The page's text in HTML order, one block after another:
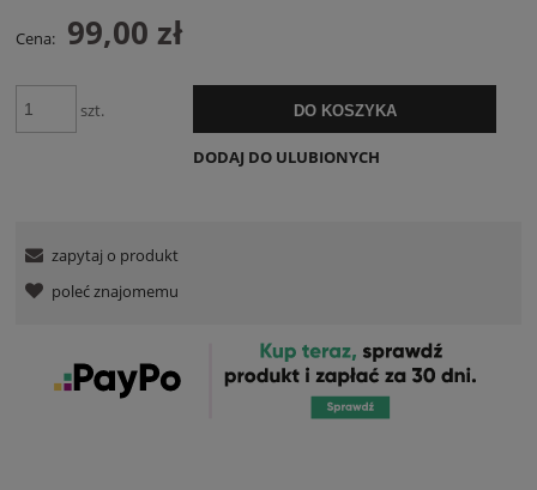
Cena: 99,00 zł
szt. DO KOSZYKA
DODAJ DO ULUBIONYCH
zapytaj o produkt
poleć znajomemu